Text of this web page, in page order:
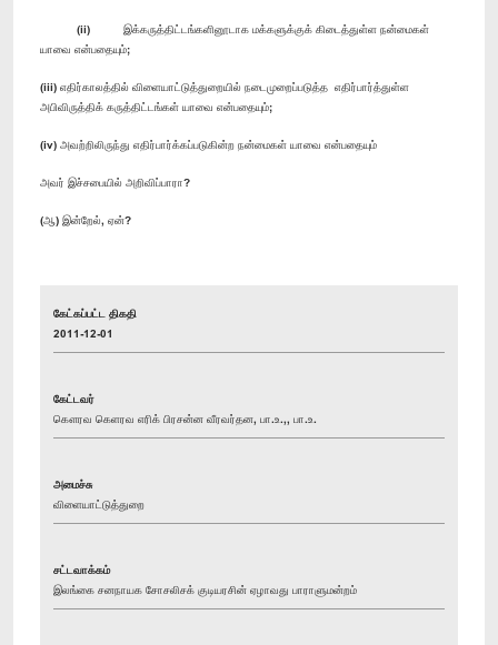
(ii) இக்கருத்திட்டங்களினூடாக மக்களுக்குக் கிடைத்துள்ள நன்மைகள்
யாவை என்பதையும்;
(iii) எதிர்காலத்தில் விளையாட்டுத்துறையில் நடைமுறைப்படுத்த எதிர்பார்த்துள்ள
அபிவிருத்திக் கருத்திட்டங்கள் யாவை என்பதையும்;
(iv) அவற்றிலிருந்து எதிர்பார்க்கப்படுகின்ற நன்மைகள் யாவை என்பதையும்
அவர் இச்சபையில் அறிவிப்பாரா?
(ஆ) இன்றேல், ஏன்?
கேட்கப்பட்ட திகதி
2011-12-01
கேட்டவர்
கௌரவ கெளரவ எரிக் பிரசன்ன வீரவர்தன, பா.உ.,, பா.உ.
அமைச்சு
விளையாட்டுத்துறை
சட்டவாக்கம்
இலங்கை சனநாயக சோசலிசக் குடியரசின் ஏழாவது பாராளுமன்றம்